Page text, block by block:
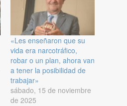
«Les enseñaron que su
vida era narcotráfico,
robar o un plan, ahora van
a tener la posibilidad de
trabajar»
sábado, 15 de noviembre
de 2025